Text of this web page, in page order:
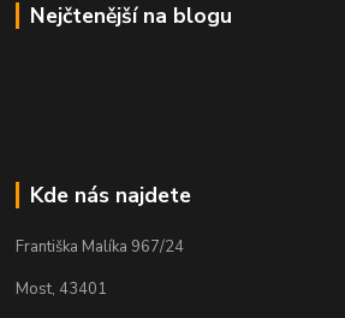
Nejčtenější na blogu
Kde nás najdete
Františka Malíka 967/24
Most, 43401